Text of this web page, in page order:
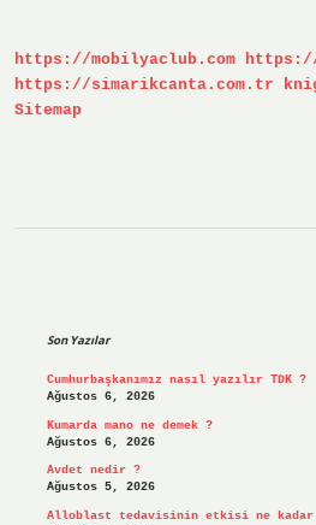
https://mobilyaclub.com https://
https://simarikcanta.com.tr
Sitemap
Son Yazılar
Cumhurbaşkanımız nasıl yazılır TDK ?
Ağustos 6, 2026
Kumarda mano ne demek ?
Ağustos 6, 2026
Avdet nedir ?
Ağustos 5, 2026
Alloblast tedavisinin etkisi ne kadar